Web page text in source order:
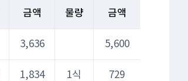
금액 물량 금액
3,636 5,600
1,834 1식 729